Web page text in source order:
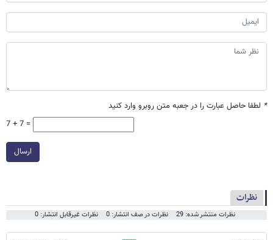
* لطفا حاصل عبارت را در جعبه متن روبرو وارد کنید
7 + 7 =
ارسال
نظرات
نظرات منتشر شده: 29 نظرات در صف انتشار: 0 نظرات غیرقابل انتشار: 0